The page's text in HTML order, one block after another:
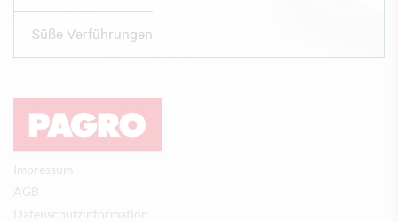
Süße Verführungen
Impressum
AGB
Datenschutzinformation